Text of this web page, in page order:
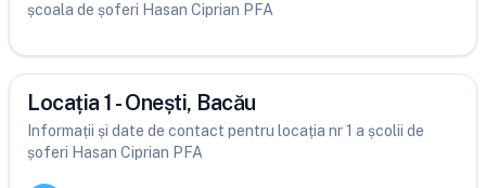
școala de șoferi Hasan Ciprian PFA
Locația 1 - Onești, Bacău
Informații și date de contact pentru locația nr 1 a școlii de
șoferi Hasan Ciprian PFA